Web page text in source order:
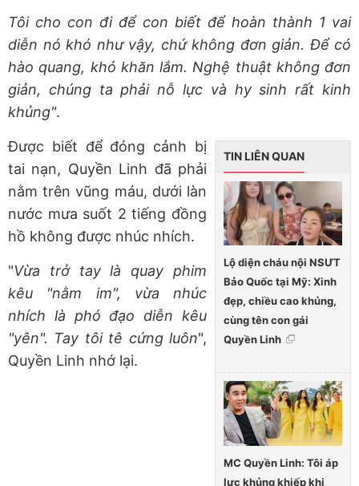
Tôi cho con đi để con biết để hoàn thành 1 vai
diễn nó khó như vậy, chứ không đơn giản. Để có
hào quang, khó khăn lắm. Nghệ thuật không đơn
giản, chúng ta phải nỗ lực và hy sinh rất kinh
khủng".
TIN LIÊN QUAN
Lộ diện cháu nội NSƯT
Bảo Quốc tại Mỹ: Xinh
đẹp, chiều cao khủng,
cùng tên con gái
Quyền Linh
MC Quyền Linh: Tôi áp
lực khủng khiếp khi
Được biết để đóng cảnh bị
tai nạn, Quyền Linh đã phải
nằm trên vũng máu, dưới làn
nước mưa suốt 2 tiếng đồng
hồ không được nhúc nhích.
"Vừa trở tay là quay phim
kêu "nằm im", vừa nhúc
nhích là phó đạo diễn kêu
"yên". Tay tôi tê cứng luôn",
Quyền Linh nhớ lại.